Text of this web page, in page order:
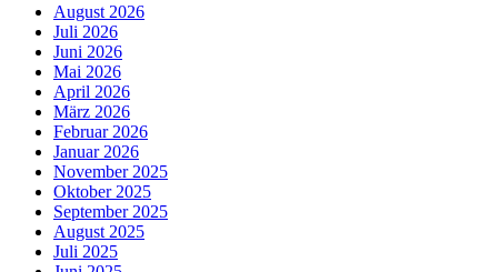
August 2026
Juli 2026
Juni 2026
Mai 2026
April 2026
März 2026
Februar 2026
Januar 2026
November 2025
Oktober 2025
September 2025
August 2025
Juli 2025